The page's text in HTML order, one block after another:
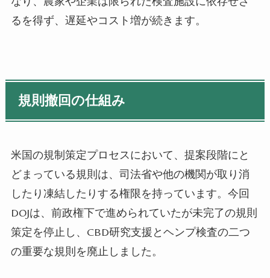
るを得ず、遅延やコスト増が続きます。
規則撤回の仕組み
米国の規制策定プロセスにおいて、提案段階にと
どまっている規則は、司法省や他の機関が取り消
したり凍結したりする権限を持っています。今回
DOJは、前政権下で進められていたが未完了の規則
策定を停止し、CBD研究支援とヘンプ検査の二つ
の重要な規則を廃止しました。